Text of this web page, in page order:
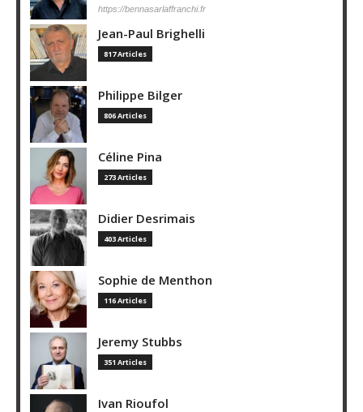
https://bennasarlaffranchi.fr
Jean-Paul Brighelli
817 Articles
Philippe Bilger
806 Articles
Céline Pina
273 Articles
Didier Desrimais
403 Articles
Sophie de Menthon
116 Articles
Jeremy Stubbs
351 Articles
Ivan Rioufol